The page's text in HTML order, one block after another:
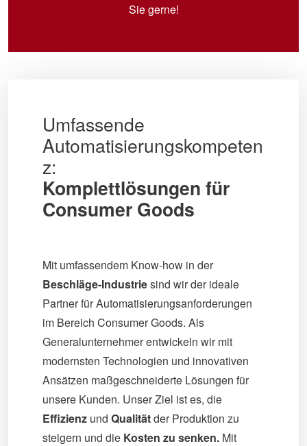
Sie gerne!
Umfassende
Automatisierungskompeten
z:
Komplettlösungen für
Consumer Goods
Mit umfassendem Know-how in der
Beschläge-Industriesind wir der ideale
Partner für ­Automatisierungsanforderungen
im Bereich Consumer Goods. Als
Generalunternehmer entwickeln wir mit
modernsten Technologien und innovativen
Ansätzen maßgeschneiderte Lösungen für
unsere Kunden. Unser Ziel ist es, die
Effizienz und Qualitätder Produktion zu
steigern und die Kosten zu senken. Mit